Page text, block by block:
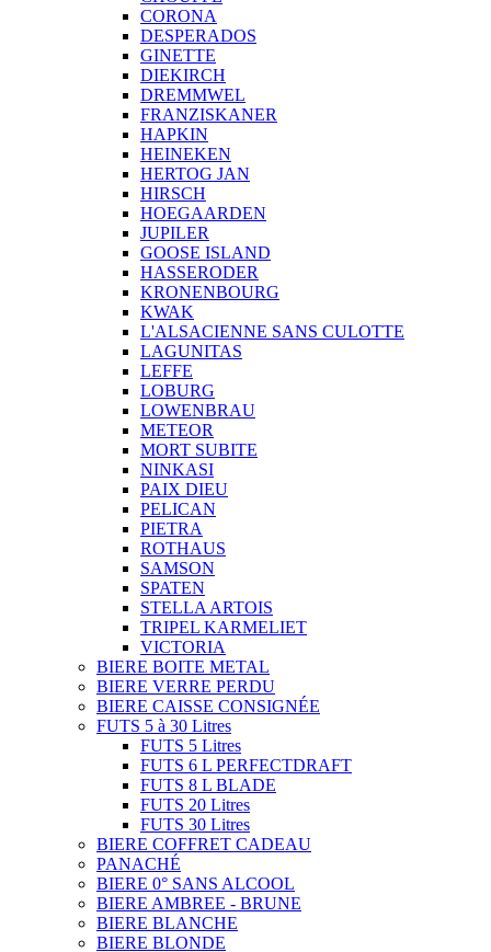
CORONA
DESPERADOS
GINETTE
DIEKIRCH
DREMMWEL
FRANZISKANER
HAPKIN
HEINEKEN
HERTOG JAN
HIRSCH
HOEGAARDEN
JUPILER
GOOSE ISLAND
HASSERODER
KRONENBOURG
KWAK
L'ALSACIENNE SANS CULOTTE
LAGUNITAS
LEFFE
LOBURG
LOWENBRAU
METEOR
MORT SUBITE
NINKASI
PAIX DIEU
PELICAN
PIETRA
ROTHAUS
SAMSON
SPATEN
STELLA ARTOIS
TRIPEL KARMELIET
VICTORIA
BIERE BOITE METAL
BIERE VERRE PERDU
BIERE CAISSE CONSIGNÉE
FUTS 5 à 30 Litres
FUTS 5 Litres
FUTS 6 L PERFECTDRAFT
FUTS 8 L BLADE
FUTS 20 Litres
FUTS 30 Litres
BIERE COFFRET CADEAU
PANACHÉ
BIERE 0° SANS ALCOOL
BIERE AMBREE - BRUNE
BIERE BLANCHE
BIERE BLONDE